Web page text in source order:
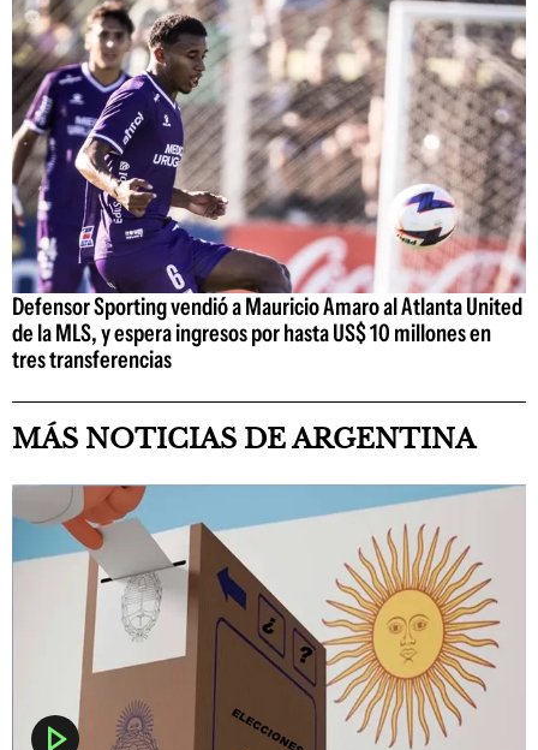
Defensor Sporting vendió a Mauricio Amaro al Atlanta United
de la MLS, y espera ingresos por hasta US$ 10 millones en
tres transferencias
MÁS NOTICIAS DE ARGENTINA